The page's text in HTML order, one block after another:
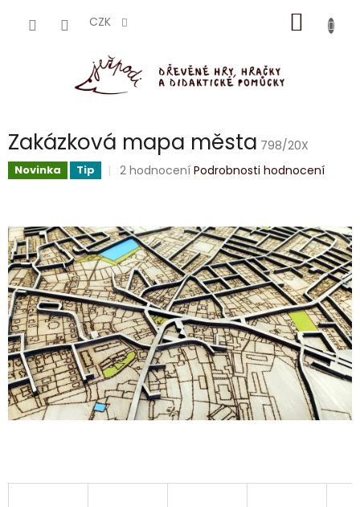
CZK
KOŠÍK
Zakázková mapa města 798/20X
Novinka Tip
Průměrné
5,0
z
5
hvězdiček.
2 hodnocení Podrobnosti hodnocení